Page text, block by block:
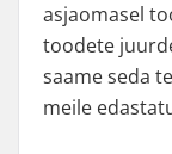
asjaomasel
toodete
saame seda
meile